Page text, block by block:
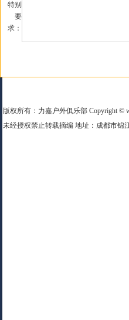
特别
要
求：
版权所有：力嘉户外俱乐部 Copyright ©
未经授权禁止转载摘编 地址：成都市锦